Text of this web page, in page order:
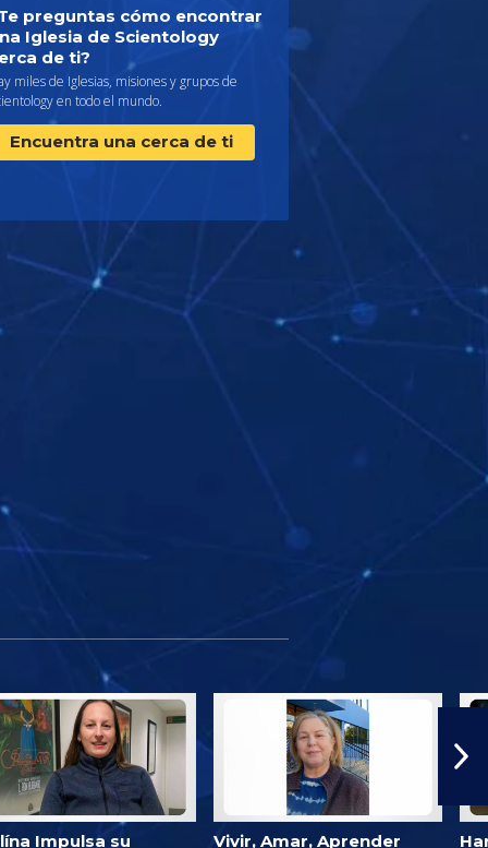
preguntas cómo encontrar
Iglesia de Scientology
de ti?
miles de Iglesias, misiones y grupos de
en todo el mundo.
Encuentra una cerca de ti
Impulsa su
Vivir, Amar, Aprender